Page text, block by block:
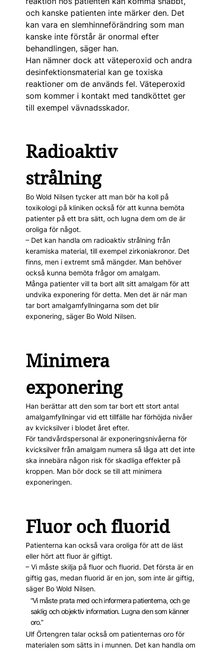
och kanske patienten inte märker den. Det
kan vara en slemhinneförändring som man
kanske inte förstår är onormal efter
behandlingen, säger han.
Han nämner dock att väteperoxid och and­ra
desinfektionsmaterial kan ge toxiska
reaktioner om de används fel. Väteperoxid
som kommer i kontakt med tandköttet ger
till exempel vävnadsskador.
Radioaktiv
strålning
Bo Wold Nilsen tycker att man bör ha koll på
toxikologi på kliniken också för att kunna bemöta
patienter på ett bra sätt, och lugna dem om de är
oroliga för något.
– Det kan handla om radio­aktiv strålning från
keramiska material, till exempel zirkonia­kronor. Det
finns, men i extremt små mängder. Man behöver
också kunna bemöta frågor om amalgam.
Många patienter vill ta bort allt sitt amalgam för att
undvika exponering för detta. Men det är när man
tar bort amalgamfyllningarna som det blir
exponering, säger Bo Wold Nilsen.
Minimera
exponering
Han berättar att den som tar bort ett stort antal
amalgamfyllningar vid ett tillfälle har förhöjda nivåer
av kvicksilver i blodet året efter.
För tandvårdspersonal är exponeringsnivåerna för
kvicksilver från amalgam numera så låga att det inte
ska innebära någon risk för skadliga effekter på
kroppen. Man bör dock se till att minimera
exponeringen.
Fluor och fluorid
Patienterna kan också vara oroliga för att de läst
eller hört att fluor är giftigt.
– Vi måste skilja på fluor och fluorid. Det första är en
giftig gas, medan fluorid är en jon, som inte är giftig,
säger Bo Wold ­Nilsen.
”Vi måste prata med och informera patienterna, och ge
saklig och objektiv information. Lugna den som känner
oro.”
Ulf Örtengren talar också om patienternas oro för
materialen som sätts in i munnen. Det kan handla om